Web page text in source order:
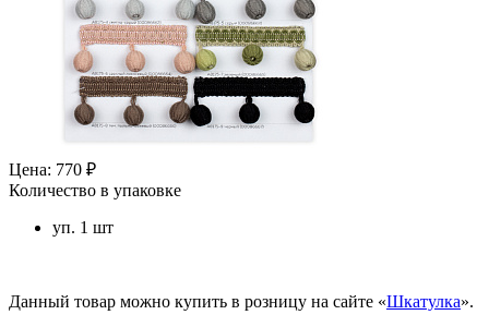
Цена: 770 ₽
Количество в упаковке
уп. 1 шт
Данный товар можно купить в розницу на сайте «Шкатулка».